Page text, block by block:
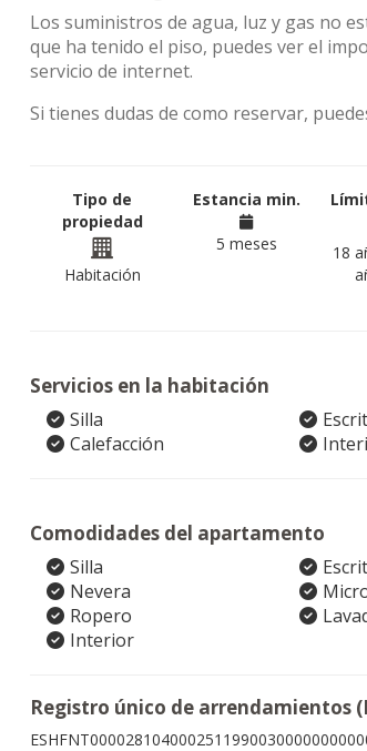
Los suministros de agua, luz y gas no
que ha tenido el piso, puedes ver el
servicio de internet.
Si tienes dudas de como reservar,
Tipo de
propiedad
Habitación
Estancia min.
5 meses
18
Servicios en la habitación
Silla
Calefacción
Comodidades del apartamento
Silla
Nevera
Ropero
Interior
Registro único de arrendamientos